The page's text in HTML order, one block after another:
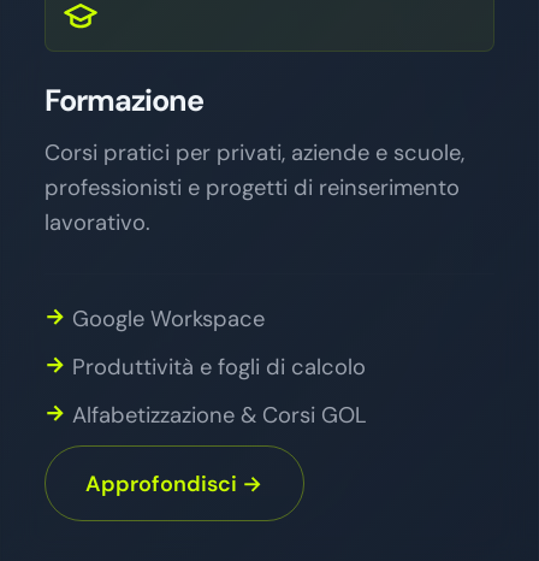
Formazione
Corsi pratici per privati, aziende e scuole,
professionisti e progetti di reinserimento
lavorativo.
Google Workspace
Produttività e fogli di calcolo
Alfabetizzazione & Corsi GOL
Approfondisci →